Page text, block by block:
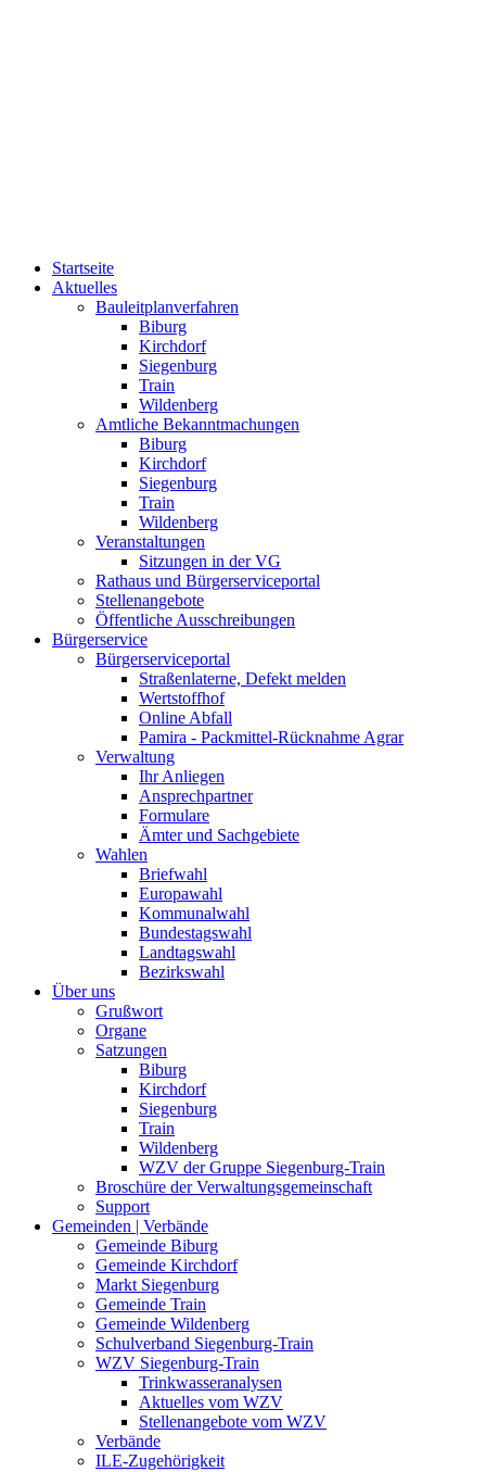
Startseite
Aktuelles
Bauleitplanverfahren
Biburg
Kirchdorf
Siegenburg
Train
Wildenberg
Amtliche Bekanntmachungen
Biburg
Kirchdorf
Siegenburg
Train
Wildenberg
Veranstaltungen
Sitzungen in der VG
Rathaus und Bürgerserviceportal
Stellenangebote
Öffentliche Ausschreibungen
Bürgerservice
Bürgerserviceportal
Straßenlaterne, Defekt melden
Wertstoffhof
Online Abfall
Pamira - Packmittel-Rücknahme Agrar
Verwaltung
Ihr Anliegen
Ansprechpartner
Formulare
Ämter und Sachgebiete
Wahlen
Briefwahl
Europawahl
Kommunalwahl
Bundestagswahl
Landtagswahl
Bezirkswahl
Über uns
Grußwort
Organe
Satzungen
Biburg
Kirchdorf
Siegenburg
Train
Wildenberg
WZV der Gruppe Siegenburg-Train
Broschüre der Verwaltungsgemeinschaft
Support
Gemeinden | Verbände
Gemeinde Biburg
Gemeinde Kirchdorf
Markt Siegenburg
Gemeinde Train
Gemeinde Wildenberg
Schulverband Siegenburg-Train
WZV Siegenburg-Train
Trinkwasseranalysen
Aktuelles vom WZV
Stellenangebote vom WZV
Verbände
ILE-Zugehörigkeit